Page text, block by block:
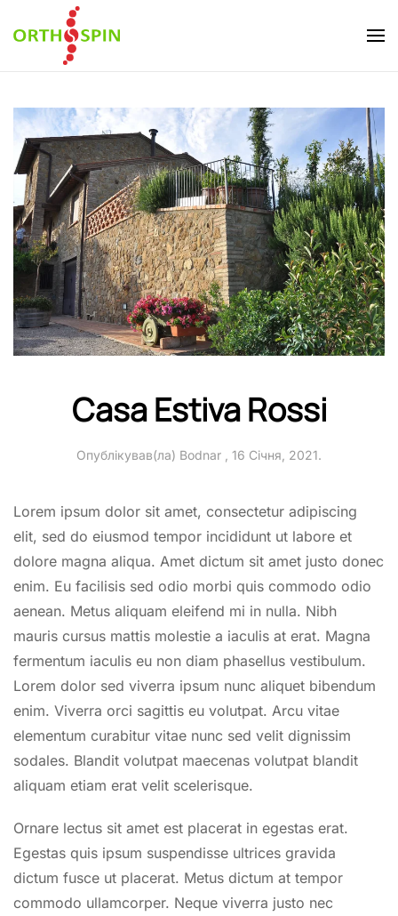
Skip to main content
Casa Estiva Rossi
Опублікував(ла) Bodnar 16 Січня, 2021.
Lorem ipsum dolor sit amet, consectetur adipiscing
elit, sed do eiusmod tempor incididunt ut labore et
dolore magna aliqua. Amet dictum sit amet justo donec
enim. Eu facilisis sed odio morbi quis commodo odio
aenean. Metus aliquam eleifend mi in nulla. Nibh
mauris cursus mattis molestie a iaculis at erat. Magna
fermentum iaculis eu non diam phasellus vestibulum.
Lorem dolor sed viverra ipsum nunc aliquet bibendum
enim. Viverra orci sagittis eu volutpat. Arcu vitae
elementum curabitur vitae nunc sed velit dignissim
sodales. Blandit volutpat maecenas volutpat blandit
aliquam etiam erat velit scelerisque.
Ornare lectus sit amet est placerat in egestas erat.
Egestas quis ipsum suspendisse ultrices gravida
dictum fusce ut placerat. Metus dictum at tempor
commodo ullamcorper. Neque viverra justo nec